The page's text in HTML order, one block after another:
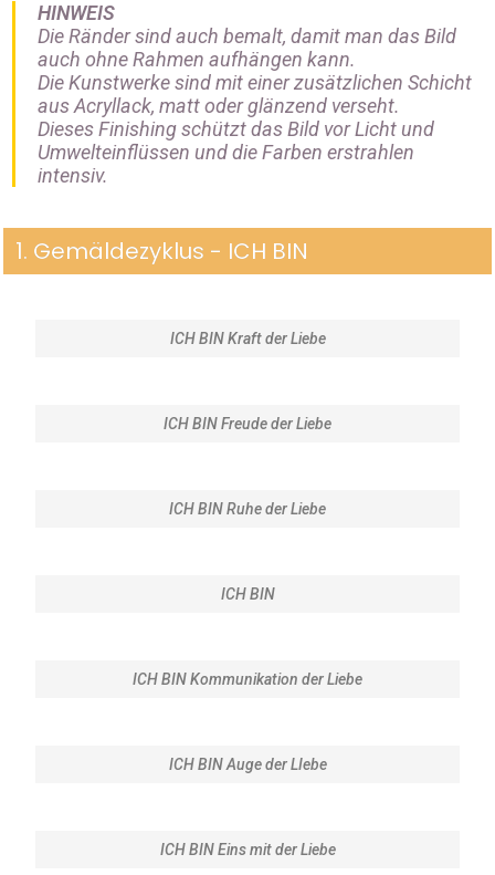
HINWEIS
Die Ränder sind auch bemalt, damit man das Bild
auch ohne Rahmen aufhängen kann.
Die Kunstwerke sind mit einer zusätzlichen Schicht
aus Acryllack, matt oder glänzend verseht.
Dieses Finishing schützt das Bild vor Licht und
Umwelteinflüssen und die Farben erstrahlen
intensiv.
1. Gemäldezyklus - ICH BIN
ICH BIN Kraft der Liebe
ICH BIN Freude der Liebe
ICH BIN Ruhe der Liebe
ICH BIN
ICH BIN Kommunikation der Liebe
ICH BIN Auge der LIebe
ICH BIN Eins mit der Liebe